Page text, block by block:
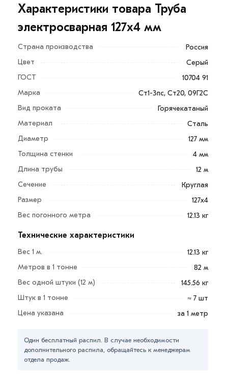
Прямошовная труба электросварная 127х4 мм,
круглого сечения, со стенкой 4 мм изготавливается из
пластичность изделия и его прочность.
производство строительных металлоконструкций;
коммуникаций;
монтаж технологических трубопроводов,
транспортирующих жидкие и твердые вещества;
изготовление деталей в машиностроении.
Трубы рассчитаны на внутреннее давление до 25
позволяет получить прочное соединение, при этом
прокат дешевле бесшовных аналогов.
Характеристики товара Труба
электросварная 127х4 мм
Страна производства
Россия
Цвет
Серый
ГОСТ
10704 91
Марка
Ст1-3пс, Ст20, 09Г2С
Вид проката
Горячекатаный
Материал
Сталь
Диаметр
127 мм
Толщина стенки
4 мм
Длина трубы
12 м
Сечение
Круглая
Размер
127х4
Вес погонного метра
12.13 кг
Технические характеристики
Вес 1 м.
12.13 кг
Метров в 1 тонне
82 м
Вес одной штуки (12 м)
145.56 кг
Штук в 1 тонне
≈ 7 шт
Цена указана
за 1 метр
Один бесплатный распил. В случае необходимости
дополнительного распила, обращайтесь к менеджерам
отдела продаж.